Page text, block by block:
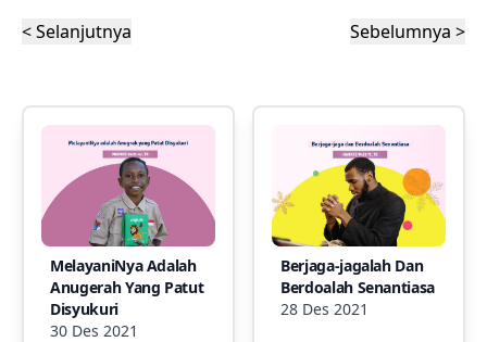
< Selanjutnya Sebelumnya >
MelayaniNya Adalah
Anugerah Yang Patut
Disyukuri
30 Des 2021
Berjaga-jagalah Dan
Berdoalah Senantiasa
28 Des 2021